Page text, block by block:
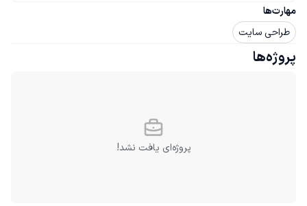
مهارت‌ها
طراحی سایت
پروژه‌ها
پروژه‌ای یافت نشد!